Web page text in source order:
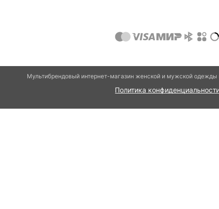
Мультибрендовый интернет-магазин женской и мужской
Политика